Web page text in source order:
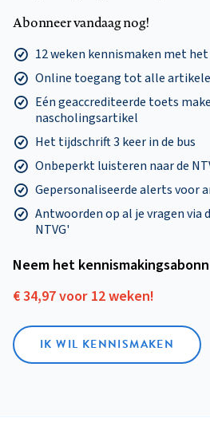
Abonneer vandaag nog!
12 weken kennismaken met het
Online toegang tot alle
Eén geaccrediteerde toets
nascholingsartikel
Het tijdschrift 3 keer in de bus
Onbeperkt luisteren naar de
Gepersonaliseerde alerts voor
Antwoorden op al je vragen via
NTVG'
Neem het
€ 34,97 voor 12 weken!
IK WIL KENNISMAKEN